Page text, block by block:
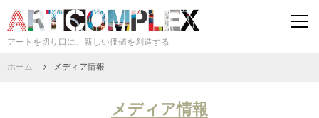
アートを切り口に、新しい価値を創造する
ホーム メディア情報
メディア情報